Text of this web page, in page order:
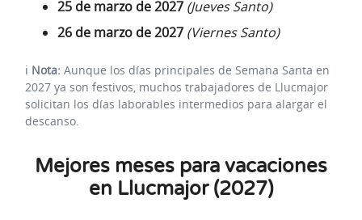
25 de marzo de 2027 (Jueves Santo)
26 de marzo de 2027 (Viernes Santo)
ℹ️ Nota: Aunque los días principales de Semana Santa en
2027 ya son festivos, muchos trabajadores de Llucmajor
solicitan los días laborables intermedios para alargar el
descanso.
Mejores meses para vacaciones
en Llucmajor (2027)